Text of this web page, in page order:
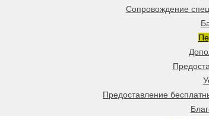
Сопровождение
Предоставление